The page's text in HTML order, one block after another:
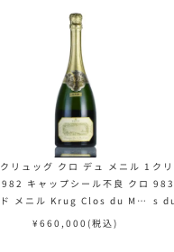
クリュッグ クロ デュ メニル 1
982 キャップシール不良 クロ
ド メニル Krug Clos du Mes
nil フランス シャンパン シャ
¥660,000 (税込)
ク
s